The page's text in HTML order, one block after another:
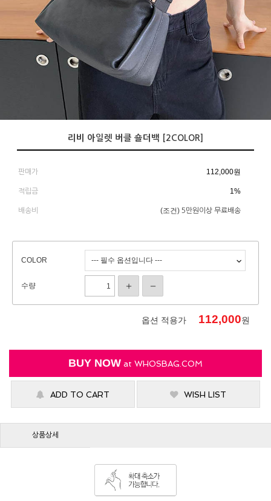
리비 아일렛 버클 숄더백 [2COLOR]
판매가 112,000원
적립금 1%
배송비 (조건) 5만원이상 무료배송
COLOR
수량
옵션 적용가 112,000원
BUY NOW at WHOSBAG.COM
ADD TO CART WISH LIST
상품상세